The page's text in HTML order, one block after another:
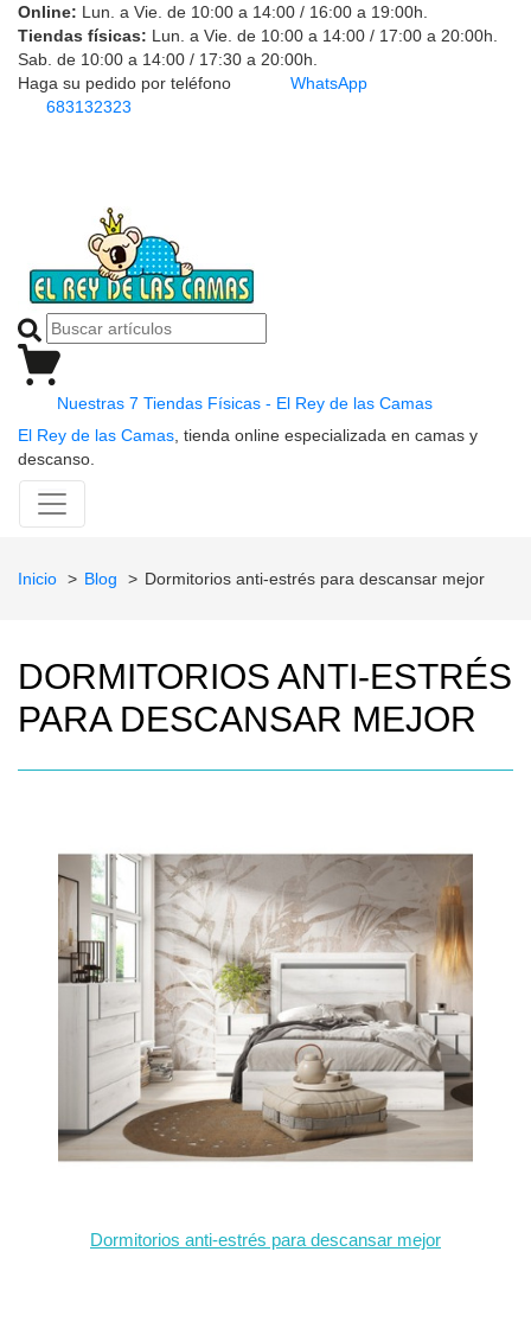
Online: Lun. a Vie. de 10:00 a 14:00 / 16:00 a 19:00h.
Tiendas físicas: Lun. a Vie. de 10:00 a 14:00 / 17:00 a 20:00h.
Sab. de 10:00 a 14:00 / 17:30 a 20:00h.
Haga su pedido por teléfono
683132323
WhatsApp
Nuestras 7 Tiendas Físicas - El Rey de las Camas
El Rey de las Camas , tienda online especializada en camas y
descanso.
Inicio Blog Dormitorios anti-estrés para descansar mejor
DORMITORIOS ANTI-ESTRÉS
PARA DESCANSAR MEJOR
Dormitorios anti-estrés para descansar mejor